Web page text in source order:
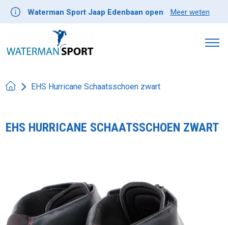
Waterman Sport Jaap Edenbaan open Meer weten
EHS Hurricane Schaatsschoen zwart
EHS HURRICANE SCHAATSSCHOEN ZWART